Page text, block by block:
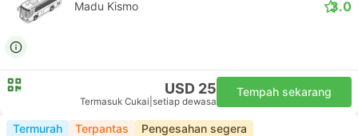
Madu Kismo 3.0
USD 25
Termasuk Cukai setiap dewasa
Tempah sekarang
Termurah Terpantas Pengesahan segera